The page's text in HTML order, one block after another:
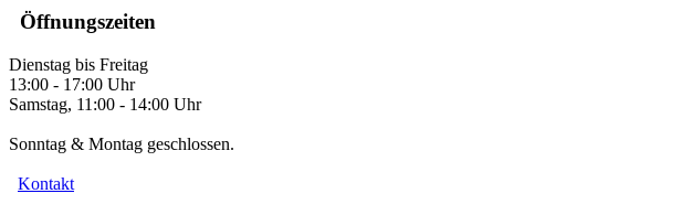
Öffnungszeiten
Dienstag bis Freitag
13:00 - 17:00 Uhr
Samstag, 11:00 - 14:00 Uhr
Sonntag & Montag geschlossen.
Kontakt